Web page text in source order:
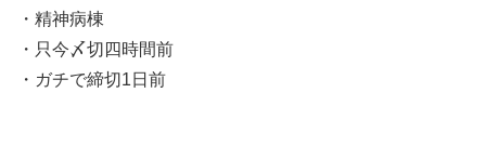
・精神病棟
・只今〆切四時間前
・ガチで締切1日前